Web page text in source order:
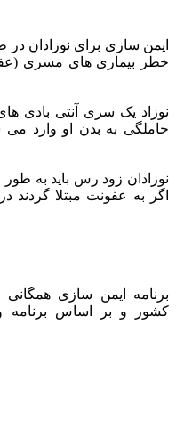
ایمن سازی برای نوزادان
خطر بیماری های مسری
نوزاد یک سری آنتی بادی
حاملگی به بدن او وارد می
نوزادان زود رس باید به
اگر به عفونت مبتلا
برنامه ایمن سازی
کشور و بر اساس برنامه